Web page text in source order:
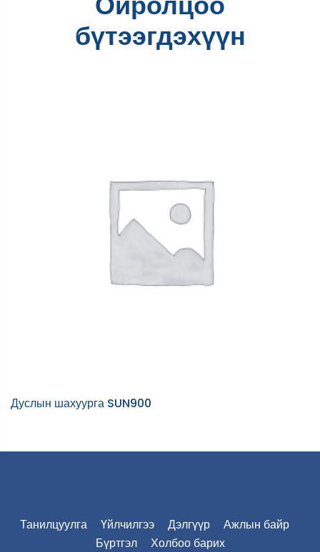
бүтээгдэхүүн
Дуслын шахуурга SUN900
Танилцуулга Үйлчилгээ Дэлгүүр
Ажлын байр
Бүртгэл
Холбоо барих